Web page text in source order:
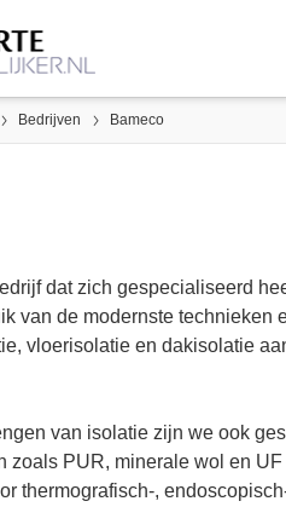
Bedrijven Bameco
dat zich gespecialiseerd
van de modernste technieken
vloerisolatie en dakisolatie
van isolatie zijn we ook
zoals PUR, minerale wol en
thermografisch-,